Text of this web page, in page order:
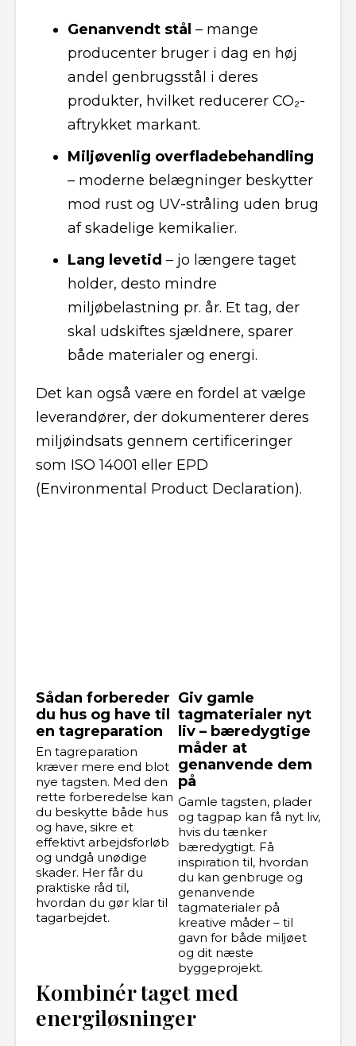
Genanvendt stål – mange
producenter bruger i dag en høj
andel genbrugsstål i deres
produkter, hvilket reducerer CO₂-
aftrykket markant.
Miljøvenlig overfladebehandling
– moderne belægninger beskytter
mod rust og UV-stråling uden brug
af skadelige kemikalier.
Lang levetid – jo længere taget
holder, desto mindre
miljøbelastning pr. år. Et tag, der
skal udskiftes sjældnere, sparer
både materialer og energi.
Det kan også være en fordel at vælge
leverandører, der dokumenterer deres
miljøindsats gennem certificeringer
som ISO 14001 eller EPD
(Environmental Product Declaration).
Sådan forbereder
du hus og have til
en tagreparation
En tagreparation
kræver mere end blot
nye tagsten. Med den
rette forberedelse kan
du beskytte både hus
og have, sikre et
effektivt arbejdsforløb
og undgå unødige
skader. Her får du
praktiske råd til,
hvordan du gør klar til
tagarbejdet.
Giv gamle
tagmaterialer nyt
liv – bæredygtige
måder at
genanvende dem
på
Gamle tagsten, plader
og tagpap kan få nyt liv,
hvis du tænker
bæredygtigt. Få
inspiration til, hvordan
du kan genbruge og
genanvende
tagmaterialer på
kreative måder – til
gavn for både miljøet
og dit næste
byggeprojekt.
Kombinér taget med
energiløsninger